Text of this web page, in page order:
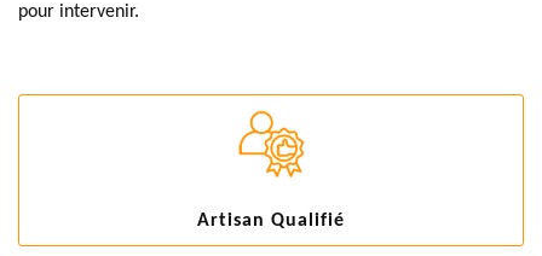
pour intervenir.
Artisan Qualifié